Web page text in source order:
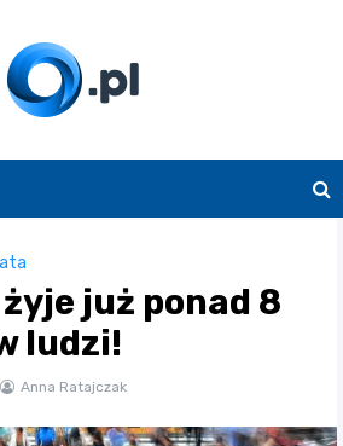
O.pl
już ponad 8
ludzi!
Anna Ratajczak